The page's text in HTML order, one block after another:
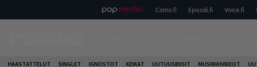
Como.fi Episodi.fi Voice.fi
HAASTATTELUT SINGLET IGNOSTOT KEIKAT UUTUUSBIISIT MUSIIKKIVIDEOT